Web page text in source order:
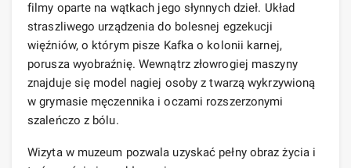
filmy oparte na wątkach jego słynnych dzieł. Układ
straszliwego urządzenia do bolesnej egzekucji
więźniów, o którym pisze Kafka o kolonii karnej,
porusza wyobraźnię. Wewnątrz złowrogiej maszyny
znajduje się model nagiej osoby z twarzą wykrzywioną
w grymasie męczennika i oczami rozszerzonymi
szaleńczo z bólu.
Wizyta w muzeum pozwala uzyskać pełny obraz życia i